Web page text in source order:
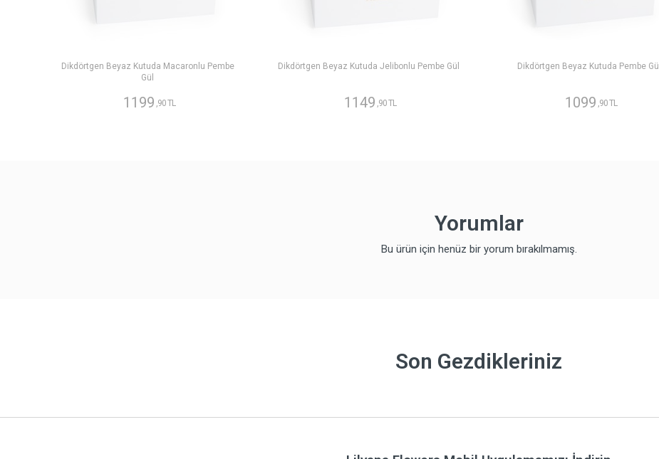
Dikdörtgen Beyaz Kutuda Macaronlu Pembe
Gül
1199 ,90 TL
Dikdörtgen Beyaz Kutuda Jelibonlu Pembe Gül
1149 ,90 TL
Dikdörtgen Beyaz Kutuda Pembe Gül
1099 ,90 TL
Yorumlar
Bu ürün için henüz bir yorum bırakılmamış.
Son Gezdikleriniz